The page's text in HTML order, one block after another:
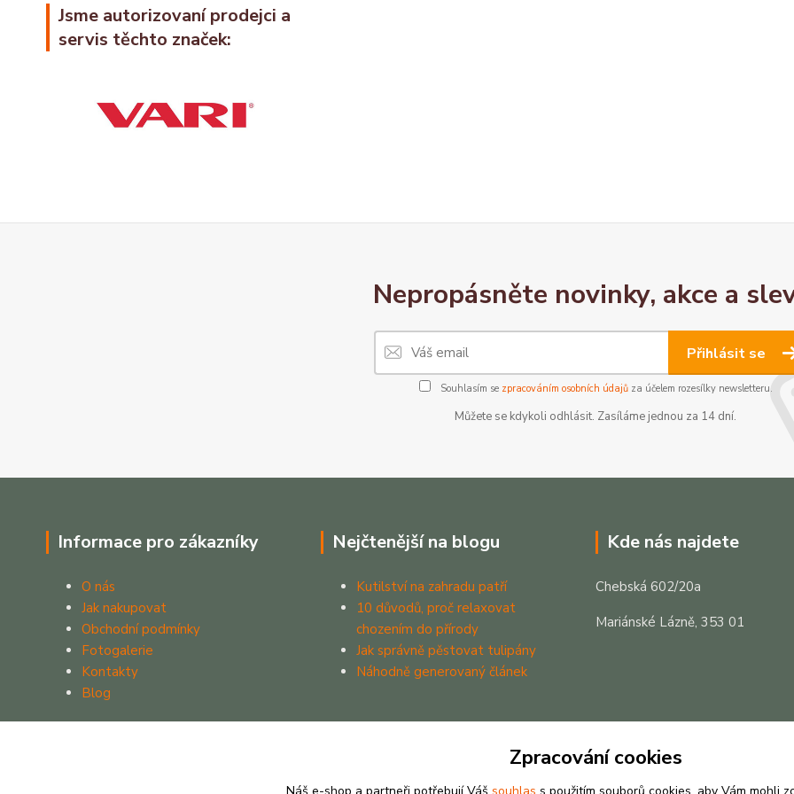
Jsme autorizovaní prodejci a
servis těchto značek:
Nepropásněte novinky, akce a
Přihlásit se
Souhlasím se zpracováním osobních údajůza účelem rozesílky newsletteru.
Můžete se kdykoli odhlásit. Zasíláme jednou za 14 dní.
Informace pro zákazníky
O nás
Jak nakupovat
Obchodní podmínky
Fotogalerie
Kontakty
Blog
Nejčtenější na blogu
Kutilství na zahradu patří
10 důvodů, proč relaxovat
chozením do přírody
Jak správně pěstovat tulipány
Náhodně generovaný článek
Kde nás najdete
Chebská 602/20a
Mariánské Lázně, 353 01
Zpracování cookies